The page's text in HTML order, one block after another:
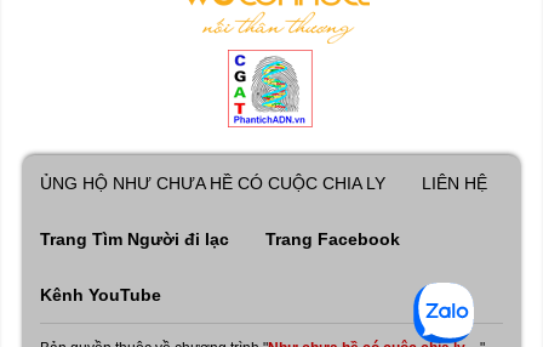
ỦNG HỘ NHƯ CHƯA HỀ CÓ CUỘC CHIA LY LIÊN HỆ
Trang Tìm Người đi lạc Trang Facebook
Kênh YouTube